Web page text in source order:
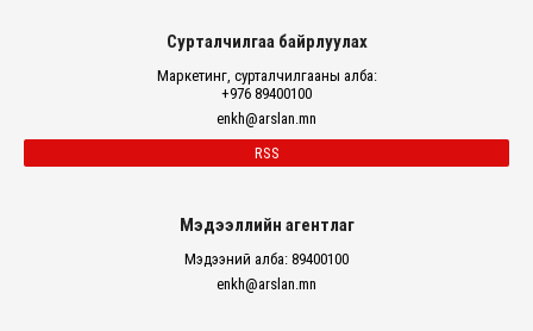
Сурталчилгаа байрлуулах
Маркетинг, сурталчилгааны алба:
+976 89400100
enkh@arslan.mn
RSS
Мэдээллийн агентлаг
Мэдээний алба: 89400100
enkh@arslan.mn